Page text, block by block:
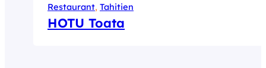
Restaurant, Tahitien
HOTU Toata